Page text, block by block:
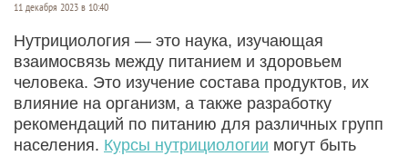
11 декабря 2023 в 10:40
Нутрициология — это наука, изучающая
взаимосвязь между питанием и здоровьем
человека. Это изучение состава продуктов, их
влияние на организм, а также разработку
рекомендаций по питанию для различных групп
населения. Курсы нутрициологии могут быть